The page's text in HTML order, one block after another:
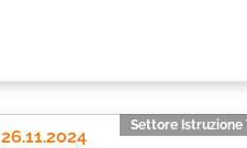
Settore Istruzione
26.11.2024